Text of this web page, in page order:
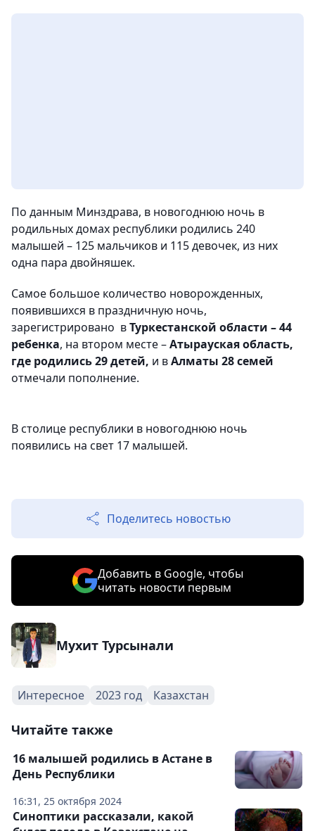
По данным Минздрава, в новогоднюю ночь в
родильных домах республики родились 240
малышей – 125 мальчиков и 115 девочек, из них
одна пара двойняшек.
Самое большое количество новорожденных,
появившихся в праздничную ночь,
зарегистрировано вТуркестанской области – 44
ребенка, на втором месте –Атырауская область,
где родились 29 детей, и вАлматы 28 семей
отмечали пополнение.
В столице республики в новогоднюю ночь
появились на свет 17 малышей.
Поделитесь новостью
Добавить в Google, чтобы
читать новости первым
Мухит Турсынали
Интересное 2023 год Казахстан
Читайте также
16:31, 25 октября 2024
16 малышей родились в Астане в
День Республики
Синоптики рассказали, какой